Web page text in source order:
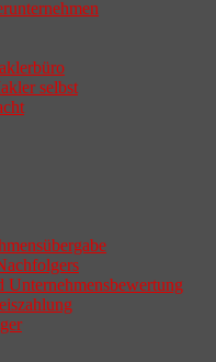
selbst
Unternehmensbewertung